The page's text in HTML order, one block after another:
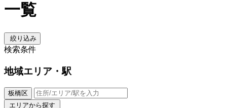
一覧
絞り込み
検索条件
地域エリア・駅
板橋区
エリアから探す